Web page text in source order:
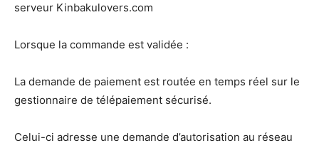
serveur Kinbakulovers.com
Lorsque la commande est validée :
La demande de paiement est routée en temps réel sur le
gestionnaire de télépaiement sécurisé.
Celui-ci adresse une demande d’autorisation au réseau